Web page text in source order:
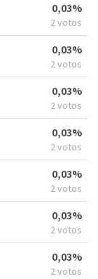
0,03%
2 votos
0,03%
2 votos
0,03%
2 votos
0,03%
2 votos
0,03%
2 votos
0,03%
2 votos
0,03%
2 votos